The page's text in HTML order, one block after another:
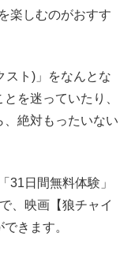
楽しむのがおすす
スト)」をなんとな
を迷っていたり、
絶対もったいない
31日間無料体験」
、映画【狼チャイ
きます。